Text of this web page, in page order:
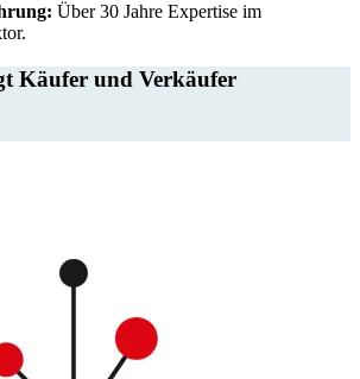
Über 30 Jahre Expertise im
Käufer und Verkäufer